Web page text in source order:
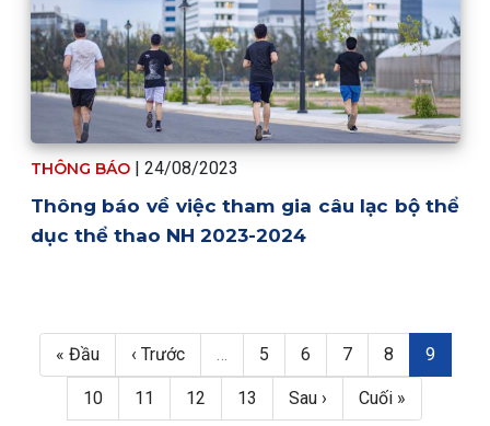
THÔNG BÁO | 24/08/2023
Thông báo về việc tham gia câu lạc bộ thể
dục thể thao NH 2023-2024
First page
« Đầu Trang trước
‹ Trước … Trang
5 Trang
6 Trang
7 Trang
8 Trang
9
Trang
10 Trang
11 Trang
12 Trang
13 Next page
Sau › Last page
Cuối »